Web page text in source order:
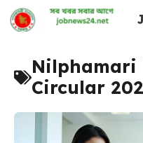
Skip
content
Nilphamari
Circular